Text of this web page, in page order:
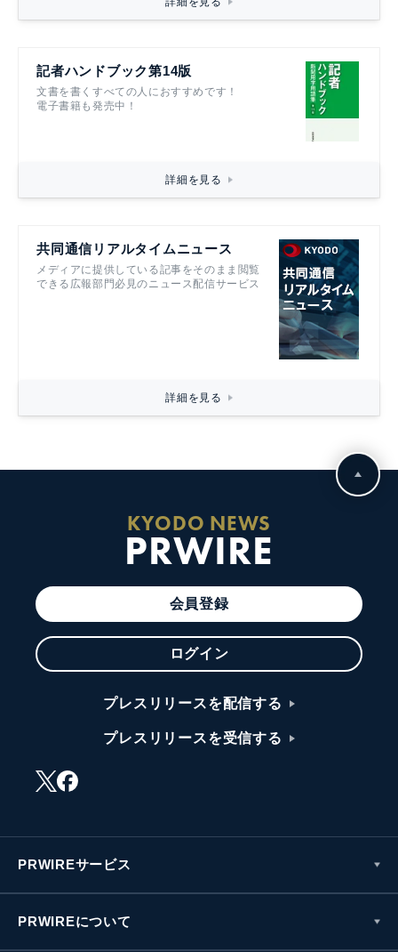
記者ハンドブック第14版
文書を書くすべての人におすすめです！
電子書籍も発売中！
詳細を見る
共同通信リアルタイムニュース
メディアに提供している記事をそのまま閲覧
できる広報部門必見のニュース配信サービス
詳細を見る
KYODO NEWS
PRWIRE
会員登録
ログイン
プレスリリースを配信する
プレスリリースを受信する
PRWIREサービス
PRWIREについて